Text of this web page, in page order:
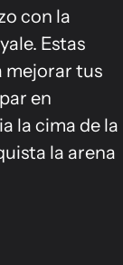
con la
Estas
mejorar tus
en
la cima de la
la arena